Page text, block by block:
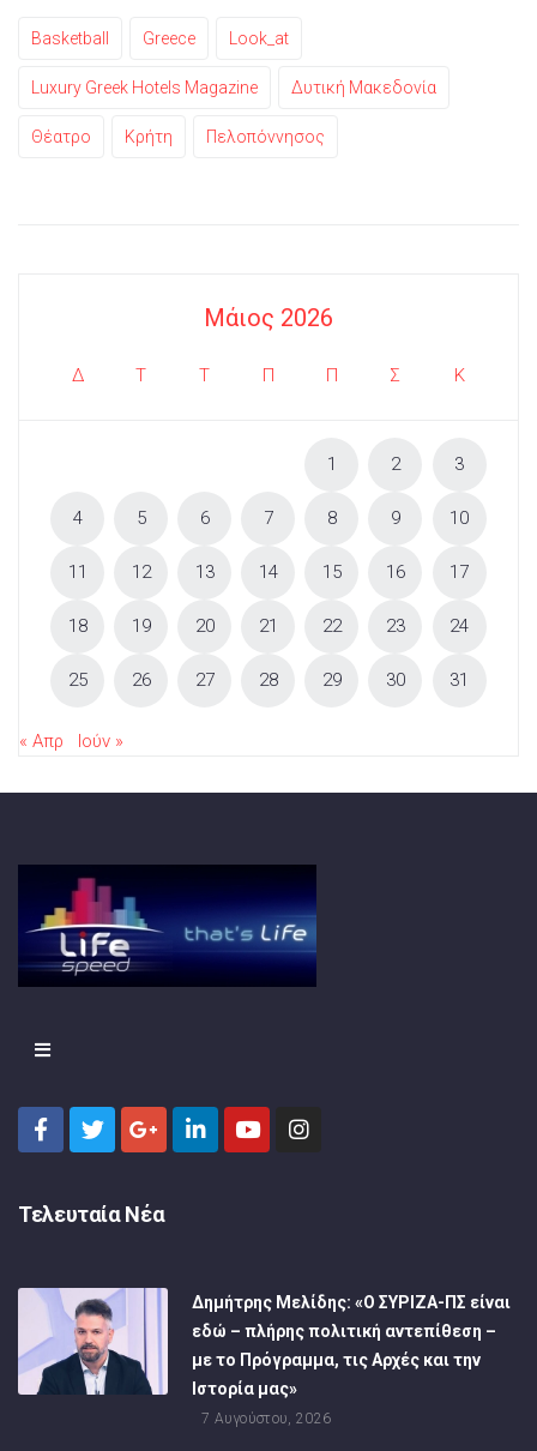
Basketball Greece Look_at
Luxury Greek Hotels Magazine Δυτική Μακεδονία
Θέατρο Κρήτη Πελοπόννησος
Μάιος 2026
Δ Τ Τ Π Π Σ Κ
1 2 3
4 5 6 7 8 9 10
11 12 13 14 15 16 17
18 19 20 21 22 23 24
25 26 27 28 29 30 31
« Απρ Ιούν »
Τελευταία Νέα
Δημήτρης Μελίδης: «Ο ΣΥΡΙΖΑ-ΠΣ είναι
εδώ – πλήρης πολιτική αντεπίθεση –
με το Πρόγραμμα, τις Αρχές και την
Ιστορία μας»
7 Αυγούστου, 2026